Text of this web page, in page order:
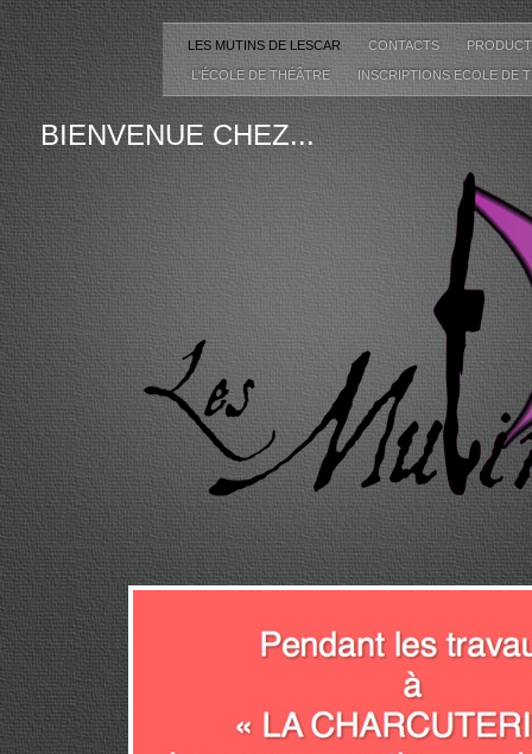
LES MUTINS DE LESCAR CONTACTS
L'ÉCOLE DE THÉÂTRE INSCRIPTIONS ECOLE DE
BIENVENUE CHEZ...